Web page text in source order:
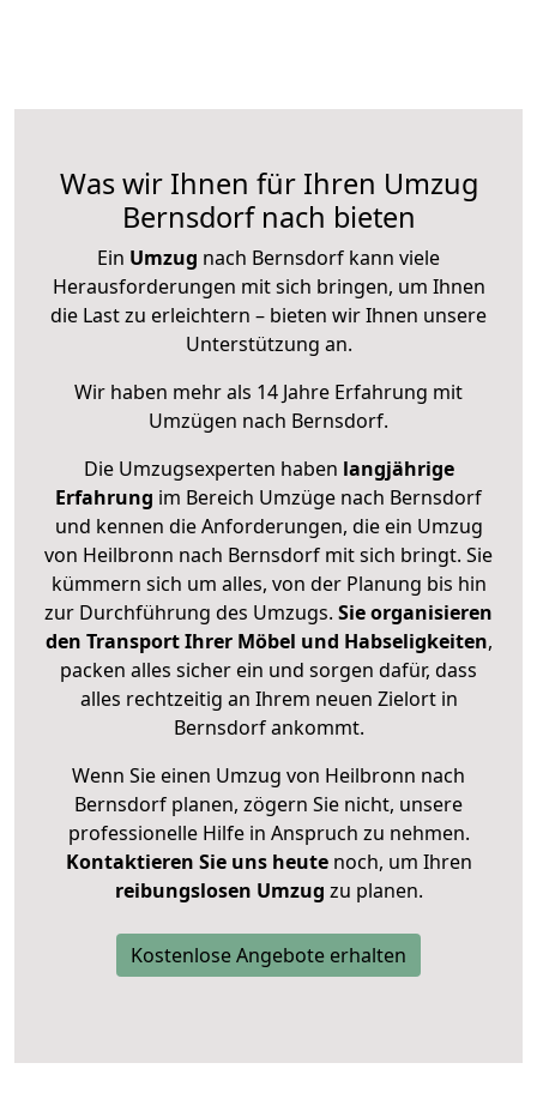
Was wir Ihnen für Ihren Umzug
Bernsdorf nach bieten
Ein Umzug nach Bernsdorf kann viele
Herausforderungen mit sich bringen, um Ihnen
die Last zu erleichtern – bieten wir Ihnen unsere
Unterstützung an.
Wir haben mehr als 14 Jahre Erfahrung mit
Umzügen nach Bernsdorf.
Die Umzugsexperten haben langjährige
Erfahrung im Bereich Umzüge nach Bernsdorf
und kennen die Anforderungen, die ein Umzug
von Heilbronn nach Bernsdorf mit sich bringt. Sie
kümmern sich um alles, von der Planung bis hin
zur Durchführung des Umzugs. Sie organisieren
den Transport Ihrer Möbel und Habseligkeiten,
packen alles sicher ein und sorgen dafür, dass
alles rechtzeitig an Ihrem neuen Zielort in
Bernsdorf ankommt.
Wenn Sie einen Umzug von Heilbronn nach
Bernsdorf planen, zögern Sie nicht, unsere
professionelle Hilfe in Anspruch zu nehmen.
Kontaktieren Sie uns heutenoch, um Ihren
reibungslosen Umzug zu planen.
Kostenlose Angebote erhalten